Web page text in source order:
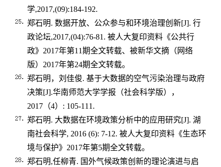
学,2017,(09):184-192.
郑石明. 数据开放、公众参与和环境治理创新[J]. 行
政论坛,2017,(04):76-81. 被人大复印资料《公共行
政》 2017年第11期全文转载、被新华文摘（网络
版） 2017年第24期全文转载。
郑石明，刘佳俊. 基于大数据的空气污染治理与政府
决策[J].华南师范大学学报（社会科学版），
2017 （4） : 105-111.
郑石明. 大数据在环境政策分析中的应用研究[J]. 湖
南社会科学, 2016 (6): 7-12. 被人大复印资料《生态环
境与保护》 2017年第5期全文转载。
郑石明,任柳青. 国外气候政策创新的理论演进与启